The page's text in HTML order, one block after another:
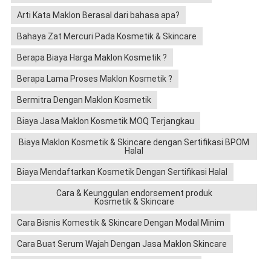
Arti Kata Maklon Berasal dari bahasa apa?
Bahaya Zat Mercuri Pada Kosmetik & Skincare
Berapa Biaya Harga Maklon Kosmetik ?
Berapa Lama Proses Maklon Kosmetik ?
Bermitra Dengan Maklon Kosmetik
Biaya Jasa Maklon Kosmetik MOQ Terjangkau
Biaya Maklon Kosmetik & Skincare dengan Sertifikasi BPOM
Halal
Biaya Mendaftarkan Kosmetik Dengan Sertifikasi Halal
Cara & Keunggulan endorsement produk
Kosmetik & Skincare
Cara Bisnis Komestik & Skincare Dengan Modal Minim
Cara Buat Serum Wajah Dengan Jasa Maklon Skincare